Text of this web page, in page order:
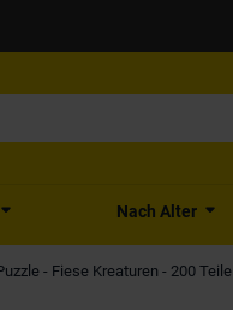
Nach Alter
- Fiese Kreaturen - 200 Teile